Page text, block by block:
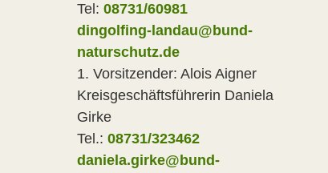
Tel: 08731/60981
dingolfing-landau@bund-
naturschutz.de
1. Vorsitzender: Alois Aigner
Kreisgeschäftsführerin Daniela
Girke
Tel.: 08731/323462
daniela.girke@bund-